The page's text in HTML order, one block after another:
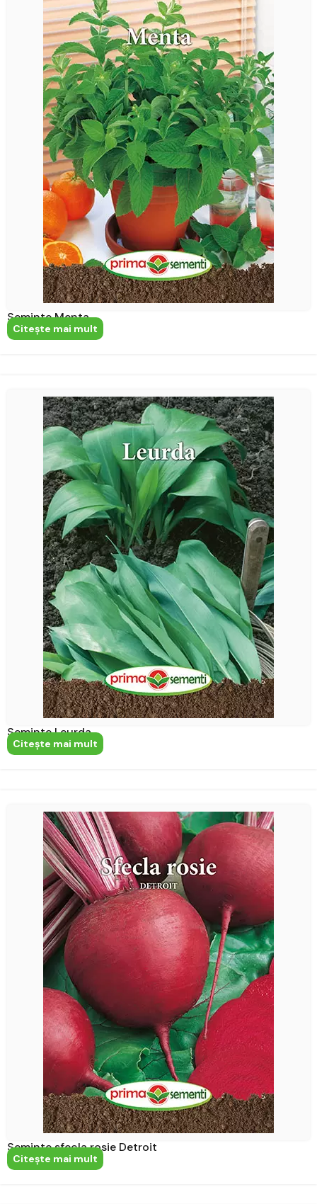
Seminte Menta
Citeşte mai mult
Seminte Leurda
Citeşte mai mult
Seminte sfecla rosie Detroit
Citeşte mai mult